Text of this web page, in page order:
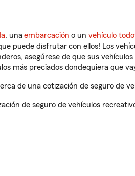
, una embarcación o un vehículo
puede disfrutar con ellos! Los
asegúrese de que sus
más preciados dondequiera que
de una cotización de seguro de
de seguro de vehículos